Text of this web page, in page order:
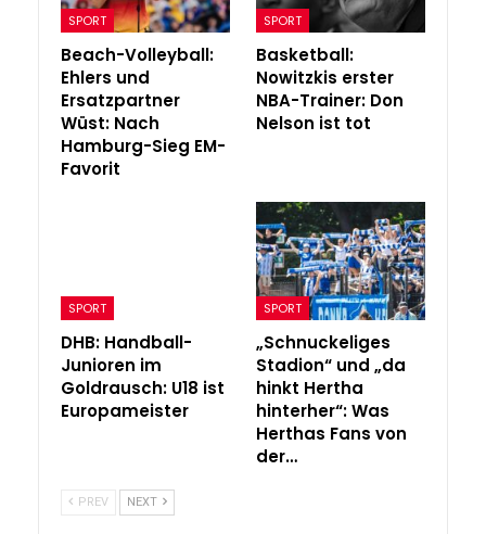
SPORT
Beach-Volleyball:
Ehlers und
Ersatzpartner
Wüst: Nach
Hamburg-Sieg EM-
Favorit
SPORT
Basketball:
Nowitzkis erster
NBA-Trainer: Don
Nelson ist tot
SPORT
DHB: Handball-
Junioren im
Goldrausch: U18 ist
Europameister
SPORT
„Schnuckeliges
Stadion“ und „da
hinkt Hertha
hinterher“: Was
Herthas Fans von
der…
PREV NEXT